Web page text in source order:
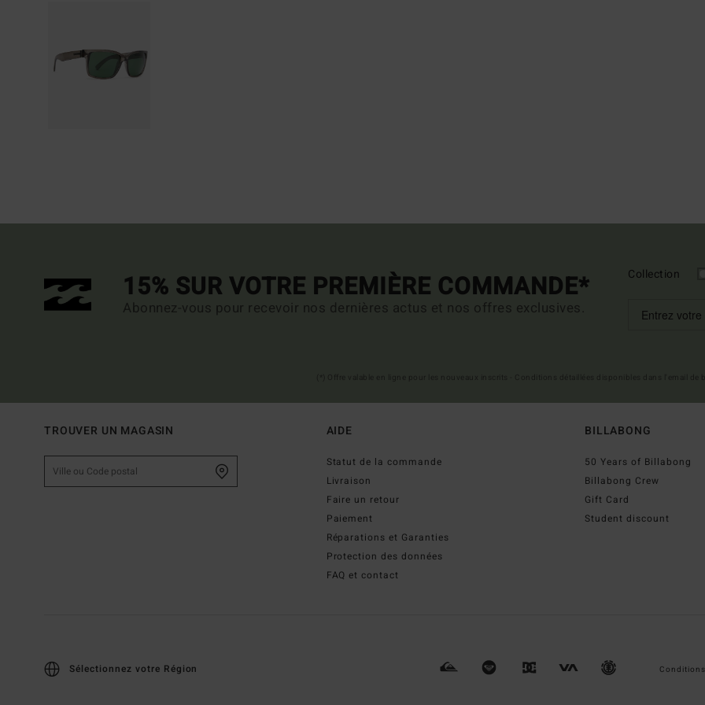
15% SUR VOTRE PREMIÈRE COMMANDE*
Abonnez-vous pour recevoir nos dernières actus et nos offres exclusives.
Collection
TROUVER UN MAGASIN AIDE
Statut de la commande
Livraison
Faire un retour
Paiement
Réparations et Garanties
Protection des données
FAQ et contact
BILLABONG
50 Years of Billabong
Billabong Crew
Gift Card
Student discount
Sélectionnez votre Région